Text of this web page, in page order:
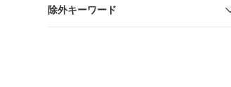
除外キーワード